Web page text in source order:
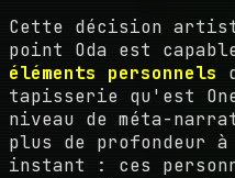
Cette décision
point Oda est
éléments personnels
tapisserie qu'est
niveau de méta-
plus de profondeur
instant : ces